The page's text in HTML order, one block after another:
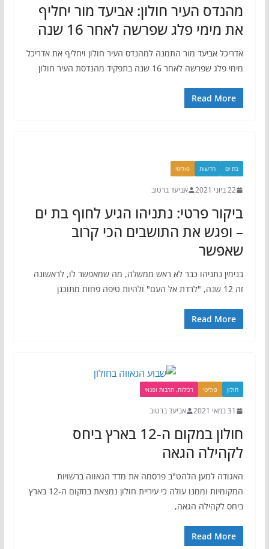
מהנדס העיר חולון: אביעד מור יחליף
את מימי פלג שפרשה לאחר 16 שנה
אדריכל אביעד מור התמנה למהנדס העיר חולון ויחליף את אדריכל
מימי פלג שפרשה לאחר 16 שנה בתפקיד מהנדסת העיר חולון
Read More
בת ים חדשות פוליטי
22 ביוני 2021 אביעד ברטוב
ביקור פרטי: נתניהו הגיע לחוף בת ים
– ופגש את התושבים הכי קרוב
שאפשר
בנימין נתניהו כבר לא ראש ממשלה, מה שמאפשר לו, לראשונה
זה 12 שנה, "לרדת אל העם" ולהיות טיפה פחות מתוכנן
Read More
חולון פוליטי רכילות, תרבות ופנאי
31 במאי 2021 אביעד ברטוב
חולון במקום ה-12 בארץ ביחס
לקהילה הגאה
האגודה למען הלהט"ב פרסמה את מדד הגאווה ברשויות
המקומיות וממנו עולה כי עיריית חולון נמצאת במקום ה-12 בארץ
ביחס לקהילה הגאה,
Read More